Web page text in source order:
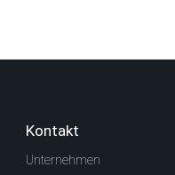
Kontakt
Unternehmen